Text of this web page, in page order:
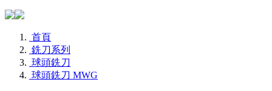
首頁
銑刀系列
球頭銑刀
球頭銑刀 MWG